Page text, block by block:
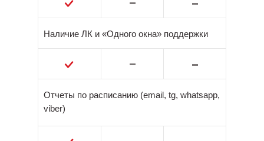
Наличие ЛК и «Одного окна» поддержки
Отчеты по расписанию (email, tg, whatsapp,
viber)